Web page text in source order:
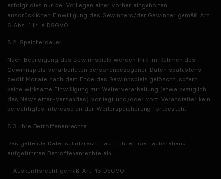
erfolgt dies nur bei Vorliegen einer vorher eingeholten,
ausdrücklichen Einwilligung des Gewinners/der Gewinner gemäß Art.
6 Abs. 1 lit. a DSGVO.
8.2. Speicherdauer
Nach Beendigung des Gewinnspiels werden Ihre im Rahmen des
Gewinnspiels verarbeiteten personenbezogenen Daten spätestens
zwölf Monate nach dem Ende des Gewinnspiels gelöscht, sofern
keine wirksame Einwilligung zur Weiterverarbeitung (etwa bezüglich
des Newsletter-Versandes) vorliegt und/oder vom Veranstalter kein
berechtigtes Interesse an der Weiterspeicherung fortbesteht.
8.3. Ihre Betroffenenrechte
Das geltende Datenschutzrecht räumt Ihnen die nachstehend
aufgeführten Betroffenenrechte ein:
– Auskunftsrecht gemäß Art. 15 DSGVO: